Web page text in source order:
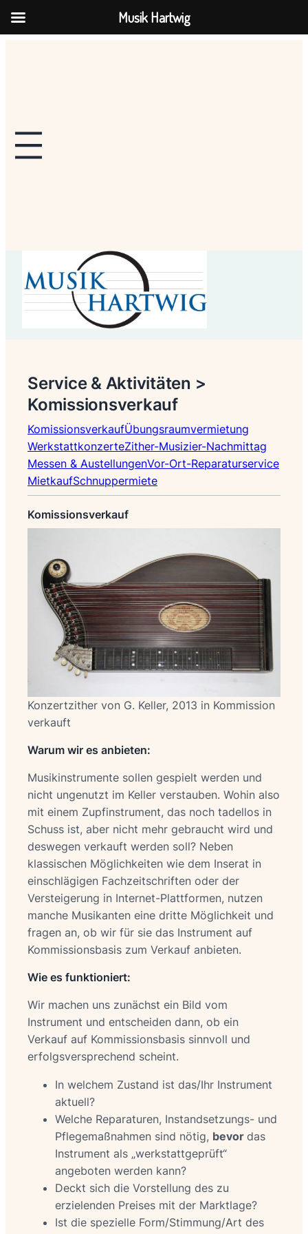
Service & Aktivitäten >
Komissionsverkauf
KomissionsverkaufÜbungsraumvermietung
WerkstattkonzerteZither-Musizier-Nachmittag
Messen & AustellungenVor-Ort-Reparaturservice
MietkaufSchnuppermiete
Komissionsverkauf
Konzertzither von G. Keller, 2013 in Kommission
verkauft
Warum wir es anbieten:
Musikinstrumente sollen gespielt werden und
nicht ungenutzt im Keller verstauben. Wohin also
mit einem Zupfinstrument, das noch tadellos in
Schuss ist, aber nicht mehr gebraucht wird und
deswegen verkauft werden soll? Neben
klassischen Möglichkeiten wie dem Inserat in
einschlägigen Fachzeitschriften oder der
Versteigerung in Internet-Plattformen, nutzen
manche Musikanten eine dritte Möglichkeit und
fragen an, ob wir für sie das Instrument auf
Kommissionsbasis zum Verkauf anbieten.
Wie es funktioniert:
Wir machen uns zunächst ein Bild vom
Instrument und entscheiden dann, ob ein
Verkauf auf Kommissionsbasis sinnvoll und
erfolgsversprechend scheint.
In welchem Zustand ist das/Ihr Instrument
aktuell?
Welche Reparaturen, Instandsetzungs- und
Pflegemaßnahmen sind nötig, bevor das
Instrument als „werkstattgeprüft“
angeboten werden kann?
Deckt sich die Vorstellung des zu
erzielenden Preises mit der Marktlage?
Ist die spezielle Form/Stimmung/Art des
Musik Hartwig